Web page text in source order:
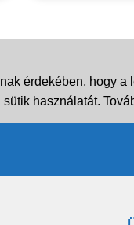
7
érdekében, hogy
használatát.